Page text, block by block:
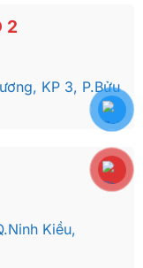
2
KP 3, P.Bửu
Kiều,